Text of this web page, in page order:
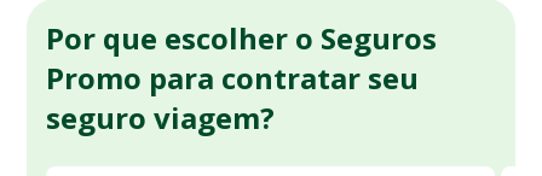
Por que escolher o Seguros
Promo para contratar seu
seguro viagem?